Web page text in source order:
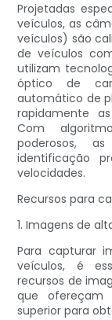
Projetadas
veículos, as
veículos) são
de veículos
utilizam
óptico de
automático de
rapidamente
Com
poderosos,
identificação
velocidades.
Recursos para
1. Imagens de
Para capturar
veículos, é
recursos de
que ofereçam
superior para